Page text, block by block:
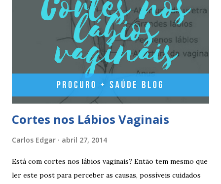
dias de pausa (semana de descanso ou pausa), durante estes
7 dias descerá o período menstrual, normalmente no 3° ou
4° dia da pausa. As caixas seguintes deverão ser tomadas
seguindo o esquema 1+7+21+7+21.... . Como iniciar a
yasminelle® Para iniciar a pilula yasminelle® a mulher deve
esperar pelo primeiro dia da menstruação e iniciar a pilula
Cortes nos Lábios Vaginais
Carlos Edgar abril 27, 2014
Está com cortes nos lábios vaginais? Então tem mesmo que
ler este post para perceber as causas, possíveis cuidados